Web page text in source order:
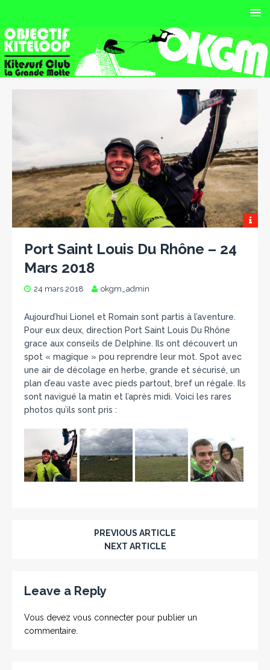
Port Saint Louis Du Rhône – 24
Mars 2018
24 mars 2018 okgm_admin
Aujourd’hui Lionel et Romain sont partis à l’aventure.
Pour eux deux, direction Port Saint Louis Du Rhône
grace aux conseils de Delphine. Ils ont découvert un
spot « magique » pou reprendre leur mot. Spot avec
une air de décolage en herbe, grande et sécurisé, un
plan d’eau vaste avec pieds partout, bref un régale. Ils
sont navigué la matin et l’après midi. Voici les rares
photos qu’ils sont pris :
PREVIOUS ARTICLE
NEXT ARTICLE
Leave a Reply
Vous devez vous connecter pour publier un
commentaire.